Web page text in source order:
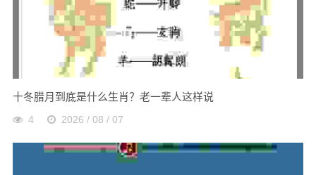
十冬腊月到底是什么生肖？老一辈人这样说
4 2026 / 08 / 07